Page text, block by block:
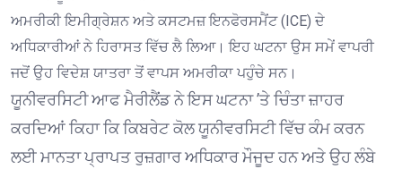
ਅਮਰੀਕੀ ਇਮੀਗ੍ਰੇਸ਼ਨ ਅਤੇ ਕਸਟਮਜ਼ ਇਨਫੋਰਸਮੈਂਟ (ICE) ਦੇ
ਅਧਿਕਾਰੀਆਂ ਨੇ ਹਿਰਾਸਤ ਵਿੱਚ ਲੈ ਲਿਆ। ਇਹ ਘਟਨਾ ਉਸ ਸਮੇਂ ਵਾਪਰੀ
ਜਦੋਂ ਉਹ ਵਿਦੇਸ਼ ਯਾਤਰਾ ਤੋਂ ਵਾਪਸ ਅਮਰੀਕਾ ਪਹੁੰਚੇ ਸਨ।
ਯੂਨੀਵਰਸਿਟੀ ਆਫ ਮੈਰੀਲੈਂਡ ਨੇ ਇਸ ਘਟਨਾ ’ਤੇ ਚਿੰਤਾ ਜ਼ਾਹਰ
ਕਰਦਿਆਂ ਕਿਹਾ ਕਿ ਕਿਬਰੇਟ ਕੋਲ ਯੂਨੀਵਰਸਿਟੀ ਵਿੱਚ ਕੰਮ ਕਰਨ
ਲਈ ਮਾਨਤਾ ਪ੍ਰਾਪਤ ਰੁਜ਼ਗਾਰ ਅਧਿਕਾਰ ਮੌਜੂਦ ਹਨ ਅਤੇ ਉਹ ਲੰਬੇ